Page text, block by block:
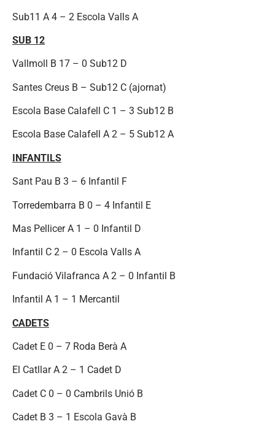
Sub11 A 4 – 2 Escola Valls A
SUB 12
Vallmoll B 17 – 0 Sub12 D
Santes Creus B – Sub12 C (ajornat)
Escola Base Calafell C 1 – 3 Sub12 B
Escola Base Calafell A 2 – 5 Sub12 A
INFANTILS
Sant Pau B 3 – 6 Infantil F
Torredembarra B 0 – 4 Infantil E
Mas Pellicer A 1 – 0 Infantil D
Infantil C 2 – 0 Escola Valls A
Fundació Vilafranca A 2 – 0 Infantil B
Infantil A 1 – 1 Mercantil
CADETS
Cadet E 0 – 7 Roda Berà A
El Catllar A 2 – 1 Cadet D
Cadet C 0 – 0 Cambrils Unió B
Cadet B 3 – 1 Escola Gavà B